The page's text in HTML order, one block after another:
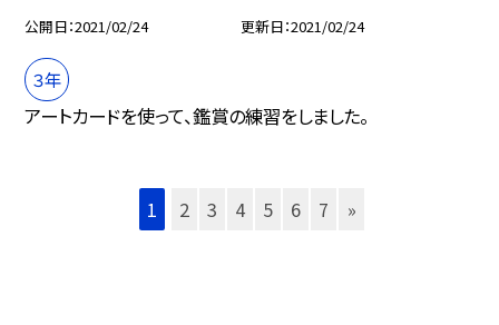
公開日 2021/02/24 更新日 2021/02/24
３年
アートカードを使って、鑑賞の練習をしました。
1 2 3 4 5 6 7 »